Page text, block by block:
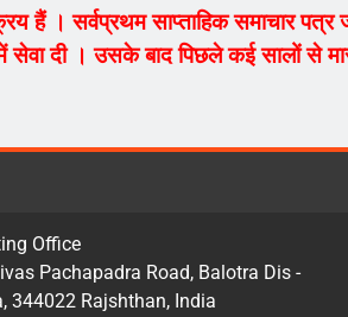
हैं । सर्वप्रथम साप्ताहिक समाचार
दी । उसके बाद पिछले कई सालों से
Office
Pachapadra Road, Balotra Dis -
344022 Rajshthan, India